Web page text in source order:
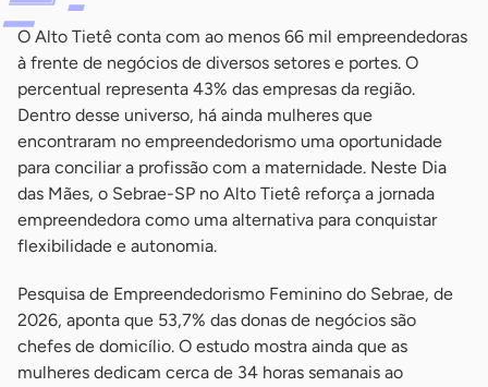
O Alto Tietê conta com ao menos 66 mil empreendedoras
à frente de negócios de diversos setores e portes. O
percentual representa 43% das empresas da região.
Dentro desse universo, há ainda mulheres que
encontraram no empreendedorismo uma oportunidade
para conciliar a profissão com a maternidade. Neste Dia
das Mães, o Sebrae-SP no Alto Tietê reforça a jornada
empreendedora como uma alternativa para conquistar
flexibilidade e autonomia.
Pesquisa de Empreendedorismo Feminino do Sebrae, de
2026, aponta que 53,7% das donas de negócios são
chefes de domicílio. O estudo mostra ainda que as
mulheres dedicam cerca de 34 horas semanais ao